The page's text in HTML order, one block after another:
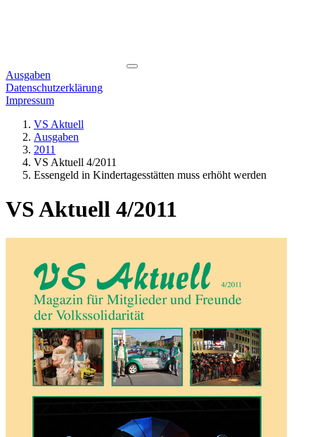
Ausgaben
Datenschutzerklärung
Impressum
VS Aktuell
Ausgaben
2011
VS Aktuell 4/2011
Essengeld in Kindertagesstätten muss erhöht werden
VS Aktuell 4/2011